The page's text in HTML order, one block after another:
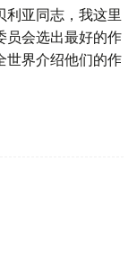
利亚同志，我这里
员会选出最好的作
世界介绍他们的作